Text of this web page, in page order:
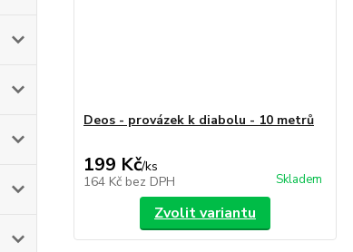
Deos - provázek k diabolu - 10 metrů
199 Kč/ks
164 Kč bez DPH Skladem
Zvolit variantu